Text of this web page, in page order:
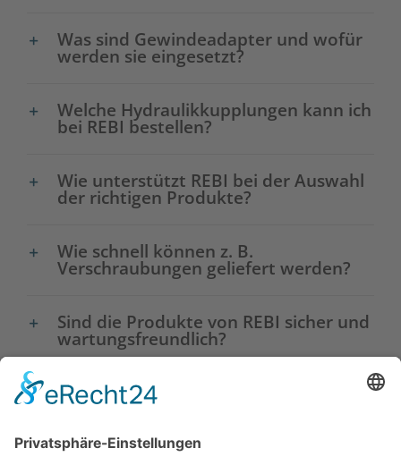
Was sind Gewindeadapter und wofür
werden sie eingesetzt?
Welche Hydraulikkupplungen kann ich
bei REBI bestellen?
Wie unterstützt REBI bei der Auswahl
der richtigen Produkte?
Wie schnell können z. B.
Verschraubungen geliefert werden?
Sind die Produkte von REBI sicher und
wartungsfreundlich?